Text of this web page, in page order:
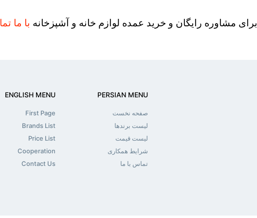
برای مشاوره رایگان و خرید عمده لوازم خانه و آشپزخانه با ما
PERSIAN MENU
صفحه نخست
لیست برندها
لیست قیمت
شرایط همکاری
تماس با ما
ENGLISH MENU
First Page
Brands List
Price List
Cooperation
Contact Us